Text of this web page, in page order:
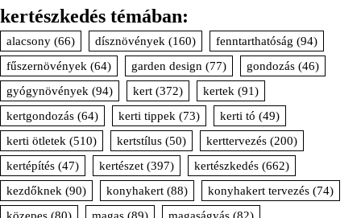
kertészkedés témában:
alacsony (66) dísznövények (160) fenntarthatóság (94)
fűszernövények (64) garden design (77) gondozás (46)
gyógynövények (94) kert (372) kertek (91)
kertgondozás (64) kerti tippek (73) kerti tó (49)
kerti ötletek (510) kertstílus (50) kerttervezés (200)
kertépítés (47) kertészet (397) kertészkedés (662)
kezdőknek (90) konyhakert (88) konyhakert tervezés (74)